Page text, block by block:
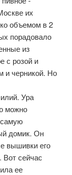
их
объемом в 2
порадовало
из
с розой и
и черникой. Но
Ура
можно
домик. Он
вышивки его
Вот сейчас
ее